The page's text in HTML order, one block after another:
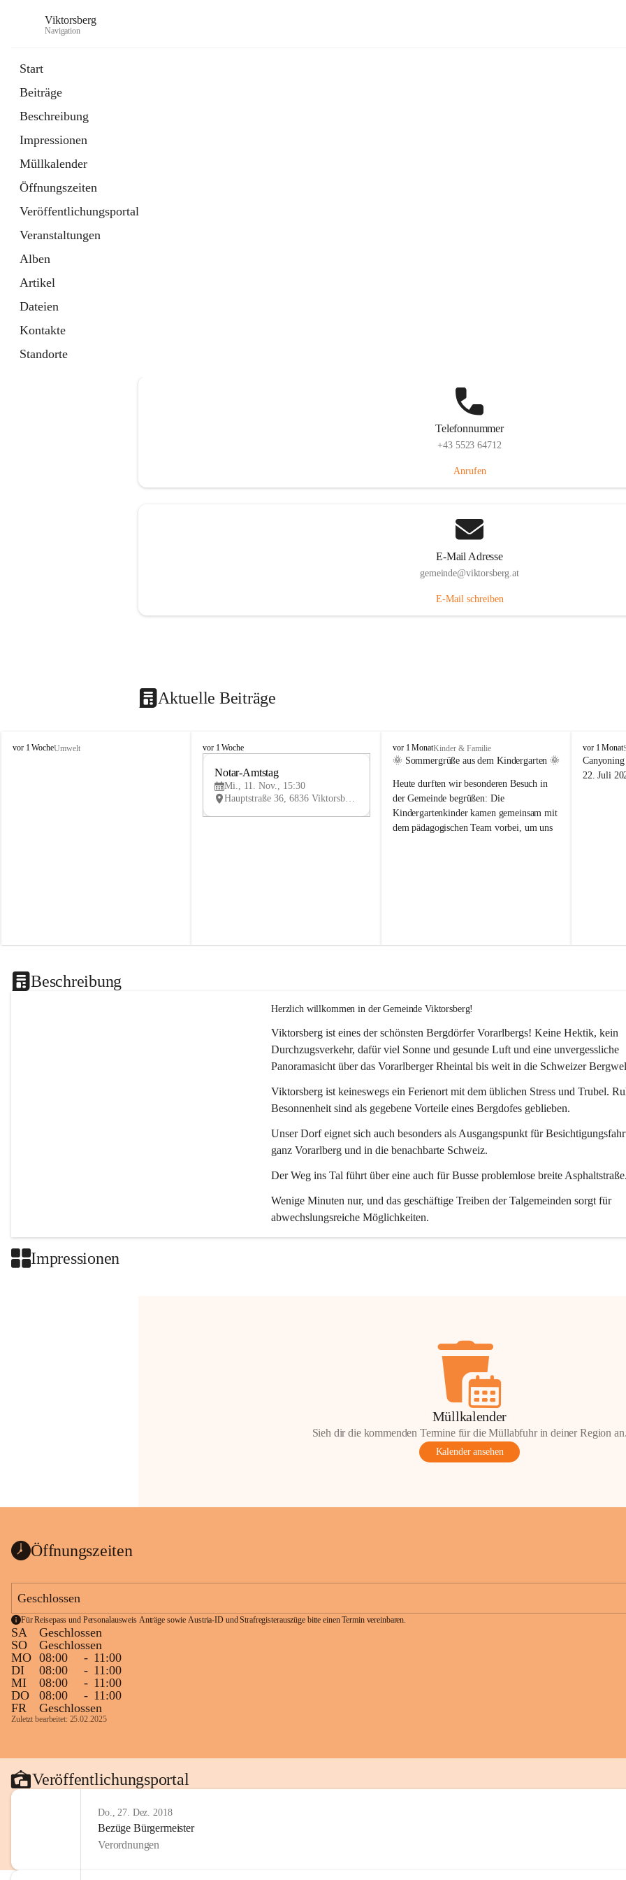
Viktorsberg
Navigation
Start
Beiträge
Beschreibung
Impressionen
Müllkalender
Öffnungszeiten
Veröffentlichungsportal
Veranstaltungen
Alben
Artikel
Dateien
Kontakte
Standorte
Telefonnummer
+43 5523 64712
Anrufen
E-Mail Adresse
gemeinde@viktorsberg.at
E-Mail schreiben
Aktuelle Beiträge
V
vor 1 WocheUmwelt
V
vor 1 Woche
V
Notar-Amtstag
Mi., 11. Nov., 15:30
Hauptstraße 36, 6836 Viktorsberg, AUT
V
i
t
o
r
s
vor 1 MonatKinder & Familie
🌞 Sommergrüße aus dem Kindergarten 🌞
Heute durften wir besonderen Besuch in
der Gemeinde begrüßen: Die
Kindergartenkinder kamen gemeinsam mit
dem pädagogischen Team vorbei, um uns
V
i
k
vor 1 Monat
22. Juli
Beschreibung
Herzlich willkommen in der Gemeinde Viktorsberg!
Viktorsberg ist eines der schönsten Bergdörfer Vorarlbergs! Keine Hektik, kein
Durchzugsverkehr, dafür viel Sonne und gesunde Luft und eine unvergessliche
Panoramasicht über das Vorarlberger Rheintal bis weit in die Schweizer
Viktorsberg ist keineswegs ein Ferienort mit dem üblichen Stress und Trubel.
Besonnenheit sind als gegebene Vorteile eines Bergdofes geblieben.
Unser Dorf eignet sich auch besonders als Ausgangspunkt für
ganz Vorarlberg und in die benachbarte Schweiz.
Der Weg ins Tal führt über eine auch für Busse problemlose breite
Wenige Minuten nur, und das geschäftige Treiben der Talgemeinden sorgt für
abwechslungsreiche Möglichkeiten.
Impressionen
Müllkalender
Sieh dir die kommenden Termine für die Müllabfuhr in deiner Region
Kalender ansehen
Öffnungszeiten
Geschlossen
Für Reisepass und Personalausweis Anträge sowie Austria-ID und Strafregisterauszüge bitte einen Termin vereinbaren.
SA
Geschlossen
SO
Geschlossen
MO 08:00 - 11:00
DI
08:00 - 11:00
MI
08:00 - 11:00
DO
08:00 - 11:00
FR
Geschlossen
Zuletzt bearbeitet: 25.02.2025
Veröffentlichungsportal
Do., 27. Dez. 2018
Bezüge Bürgermeister
Verordnungen